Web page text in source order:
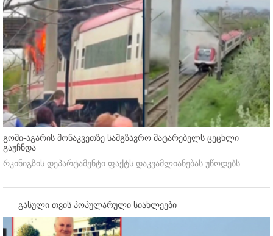
გომი-აგარის მონაკვეთზე სამგზავრო მატარებელს ცეცხლი
გაუჩნდა
რკინიგზის დეპარტამენტი ფაქტს დაკვამლიანებას უწოდებს.
გასული თვის პოპულარული სიახლეები